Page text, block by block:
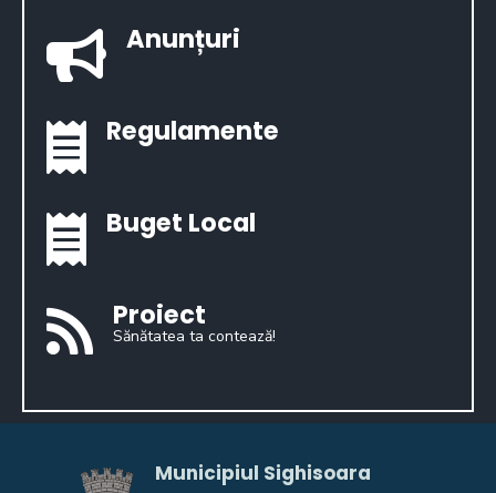
Anunțuri
Regulamente
Buget Local
Proiect
Sănătatea ta contează!
Municipiul Sighisoara